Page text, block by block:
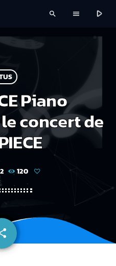
search menu play_arrow
Piano
concert de
120